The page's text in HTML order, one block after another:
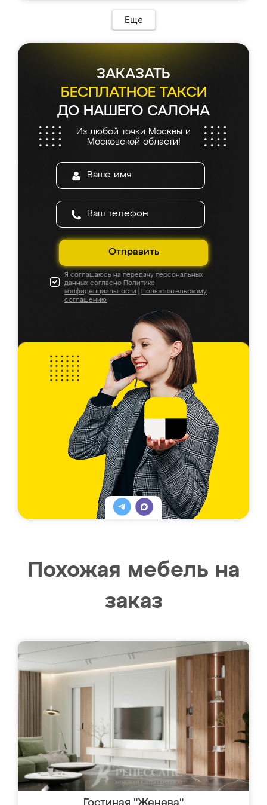
Еще
ЗАКАЗАТЬ
БЕСПЛАТНОЕ ТАКСИ
ДО НАШЕГО САЛОНА
Из любой точки Москвы и
Московской области!
Отправить
Я соглашаюсь на передачу персональных
данных согласно Политике
конфиденциальности
Пользовательскому
соглашению
Похожая мебель на
заказ